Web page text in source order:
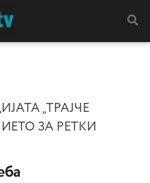
„ТРАЈЧЕ
ЗА РЕТКИ